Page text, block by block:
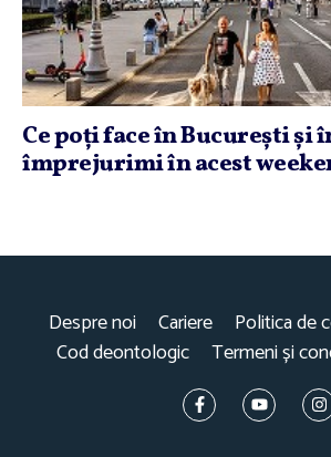
Ce poţi face în Bucureşti şi
împrejurimi în acest
Despre noi Cariere
Politica de
Cod deontologic
Termeni și